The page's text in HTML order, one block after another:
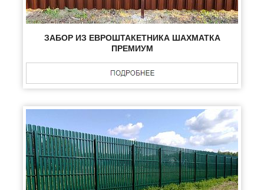
ЗАБОР ИЗ ЕВРОШТАКЕТНИКА ШАХМАТКА
ПРЕМИУМ